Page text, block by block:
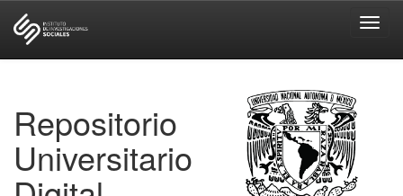
Repositorio
Universitario